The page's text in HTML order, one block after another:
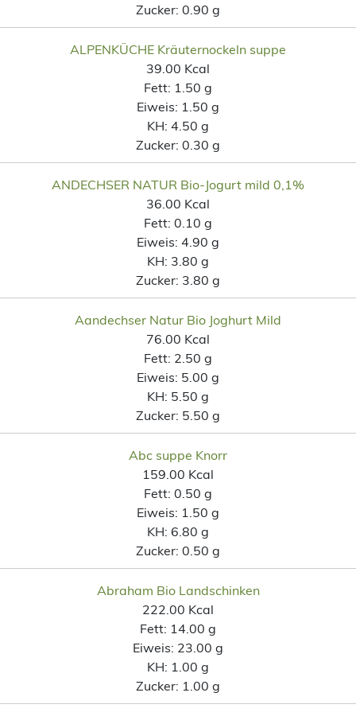
Zucker: 0.90 g
ALPENKÜCHE Kräuternockeln suppe
39.00 Kcal
Fett: 1.50 g
Eiweis: 1.50 g
KH: 4.50 g
Zucker: 0.30 g
ANDECHSER NATUR Bio-Jogurt mild 0,1%
36.00 Kcal
Fett: 0.10 g
Eiweis: 4.90 g
KH: 3.80 g
Zucker: 3.80 g
Aandechser Natur Bio Joghurt Mild
76.00 Kcal
Fett: 2.50 g
Eiweis: 5.00 g
KH: 5.50 g
Zucker: 5.50 g
Abc suppe Knorr
159.00 Kcal
Fett: 0.50 g
Eiweis: 1.50 g
KH: 6.80 g
Zucker: 0.50 g
Abraham Bio Landschinken
222.00 Kcal
Fett: 14.00 g
Eiweis: 23.00 g
KH: 1.00 g
Zucker: 1.00 g